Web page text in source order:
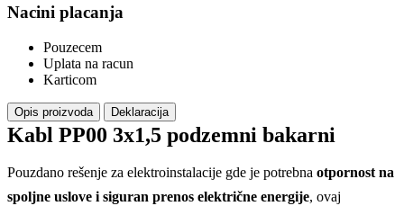
Nacini placanja
Pouzecem
Uplata na racun
Karticom
Opis proizvoda Deklaracija
Kabl PP00 3x1,5 podzemni bakarni
Pouzdano rešenje za elektroinstalacije gde je potrebna otpornost na
spoljne uslove i siguran prenos električne energije, ovaj